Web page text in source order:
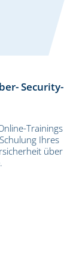
Security-
Trainings
Ihres
über